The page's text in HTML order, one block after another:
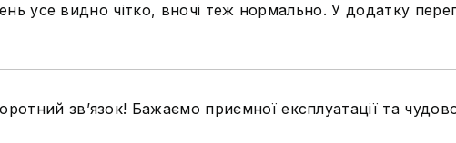
усе видно чітко, вночі теж нормально. У додатку
зв’язок! Бажаємо приємної експлуатації та